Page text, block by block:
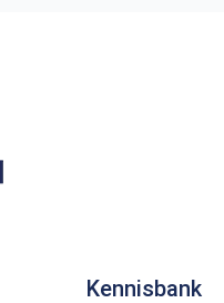
Kennisbank